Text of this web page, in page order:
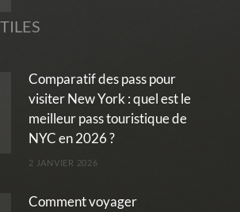
Comparatif des pass pour
visiter New York : quel est le
meilleur pass touristique de
NYC en 2026 ?
2 JANVIER 2026
Comment voyager